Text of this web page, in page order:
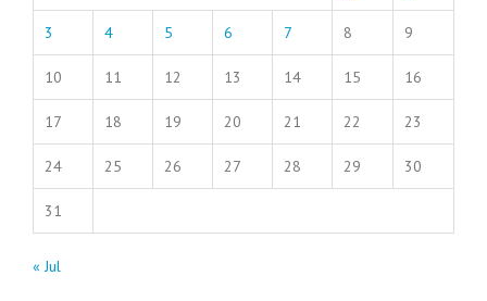
3 4 5 6 7 8 9
10 11 12 13 14 15 16
17 18 19 20 21 22 23
24 25 26 27 28 29 30
31
« Jul